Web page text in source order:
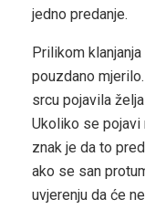
jedno predanje.
Prilikom
pouzdano
srcu pojavila
Ukoliko se
znak je da to
ako se san
uvjerenju da će